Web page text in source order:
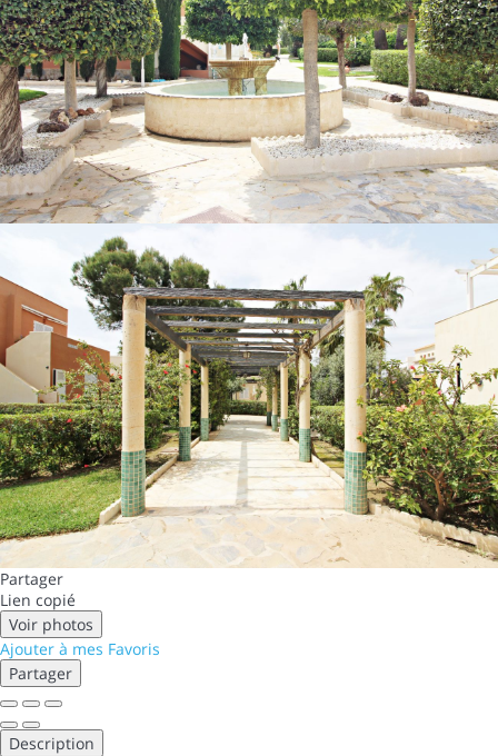
Partager
Lien copié
Voir photos
Ajouter à mes Favoris
Partager
Description